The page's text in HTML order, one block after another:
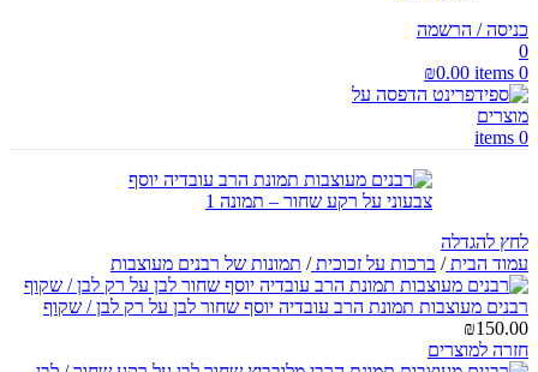
כניסה / הרשמה
0
0
items
₪0.00
0
items
לחץ להגדלה
עמוד הבית/ ברכות על זכוכית/ תמונות של רבנים מעוצבות
רבנים מעוצבות תמונת הרב עובדיה יוסף שחור לבן על רק לבן / שקוף
₪150.00
חזרה למוצרים